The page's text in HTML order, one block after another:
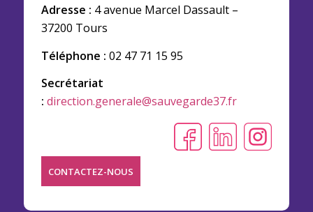
Adresse : 4 avenue Marcel Dassault –
37200 Tours
Téléphone : 02 47 71 15 95
Secrétariat
: direction.generale@sauvegarde37.fr
CONTACTEZ-NOUS